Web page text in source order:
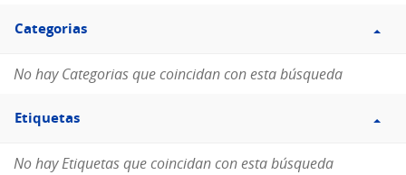
Filtro
Categorias
Categorias
No hay Categorias que coincidan con esta búsqueda
Filtro
Etiquetas
Etiquetas
No hay Etiquetas que coincidan con esta búsqueda